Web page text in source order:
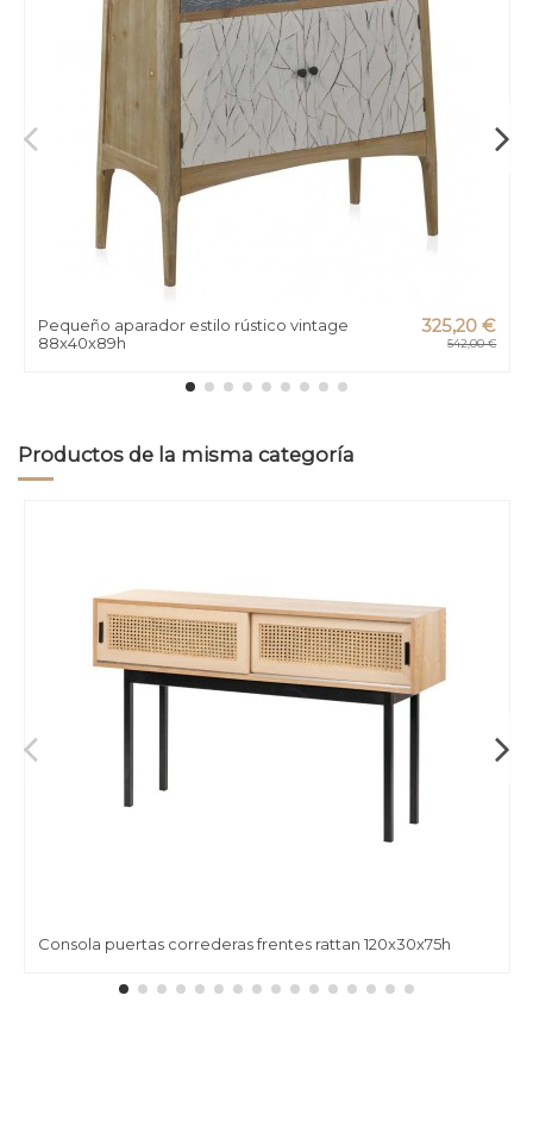
Pequeño aparador estilo rústico vintage
88x40x89h
325,20 €
542,00 €
Productos de la misma categoría
Consola puertas correderas frentes rattan 120x30x75h